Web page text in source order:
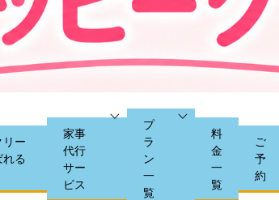
リー
れる
家事
代行
サー
ビス
プ
ラ
ン
一
覧
料
金
一
覧
ご
予
約